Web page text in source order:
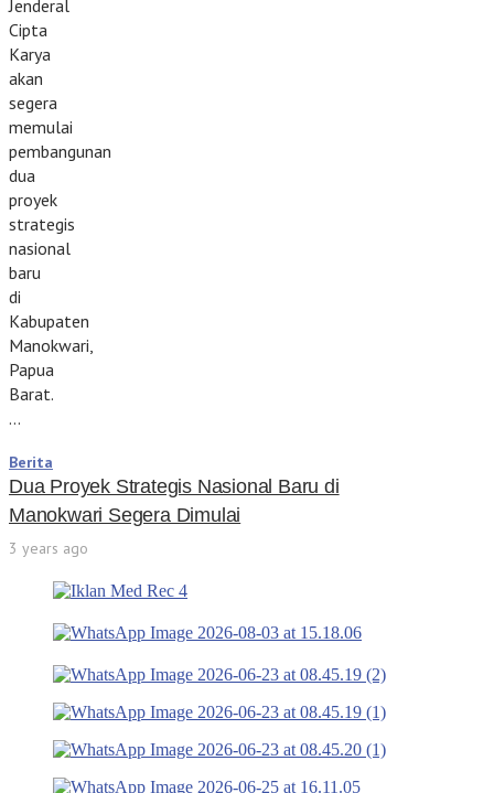
Jenderal
Cipta
Karya
akan
segera
memulai
pembangunan
dua
proyek
strategis
nasional
baru
di
Kabupaten
Manokwari,
Papua
Barat.
…
Berita
Dua Proyek Strategis Nasional Baru di
Manokwari Segera Dimulai
3 years ago